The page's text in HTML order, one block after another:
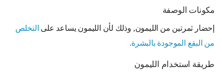
مكونات الوصفة
إحضار ثمرتين من الليمون, وذلك لأن الليمون يساعد على التخلص
من البقع الموجودة بالبشرة.
طريقة استخدام الليمون